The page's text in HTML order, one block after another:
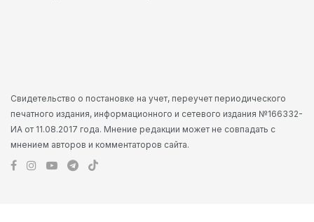
Свидетельство о постановке на учет, переучет периодического
печатного издания, информационного и сетевого издания №166332-
ИА от 11.08.2017 года. Мнение редакции может не совпадать с
мнением авторов и комментаторов сайта.